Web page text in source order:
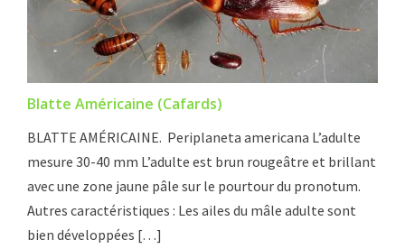
Blatte Américaine (Cafards)
BLATTE AMÉRICAINE. Periplaneta americana L’adulte
mesure 30-40 mm L’adulte est brun rougeâtre et brillant
avec une zone jaune pâle sur le pourtour du pronotum.
Autres caractéristiques : Les ailes du mâle adulte sont
bien développées […]